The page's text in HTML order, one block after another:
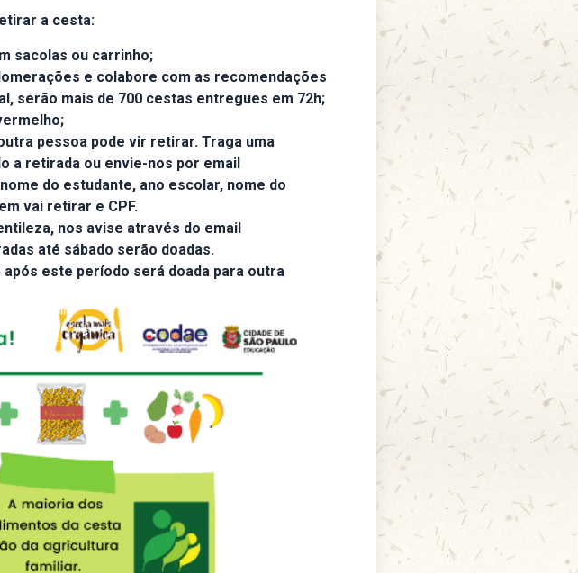
a cesta:
sacolas ou carrinho;
e colabore com as recomendações
serão mais de 700 cestas entregues em 72h;
pessoa pode vir retirar. Traga uma
a retirada ou envie-nos por email
do estudante, ano escolar, nome do
vai retirar e CPF.
nos avise através do email
até sábado serão doadas.
este período será doada para outra